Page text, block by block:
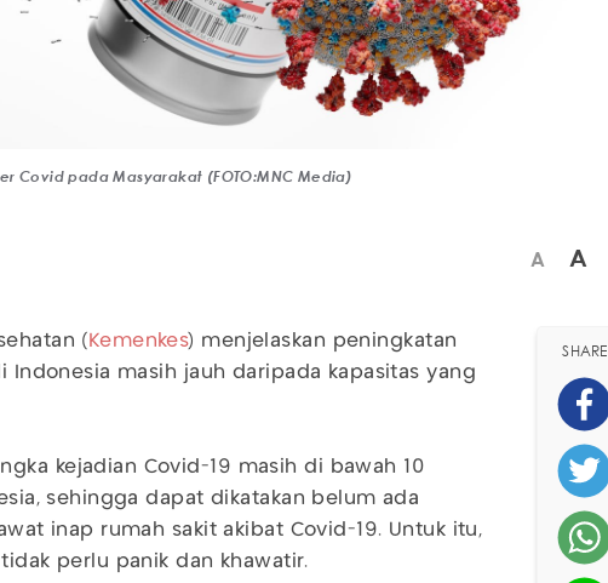
Covid pada Masyarakat (FOTO:MNC Media)
A A
( Kemenkes) menjelaskan peningkatan
Indonesia masih jauh daripada kapasitas yang
kejadian Covid-19 masih di bawah 10
sehingga dapat dikatakan belum ada
inap rumah sakit akibat Covid-19. Untuk itu,
perlu panik dan khawatir.
SHARE